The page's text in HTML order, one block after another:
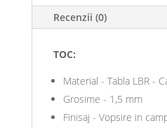
Recenzii (0)
TOC:
Material - Tabla LBR -
Grosime - 1,5 mm
Finisaj - Vopsire in